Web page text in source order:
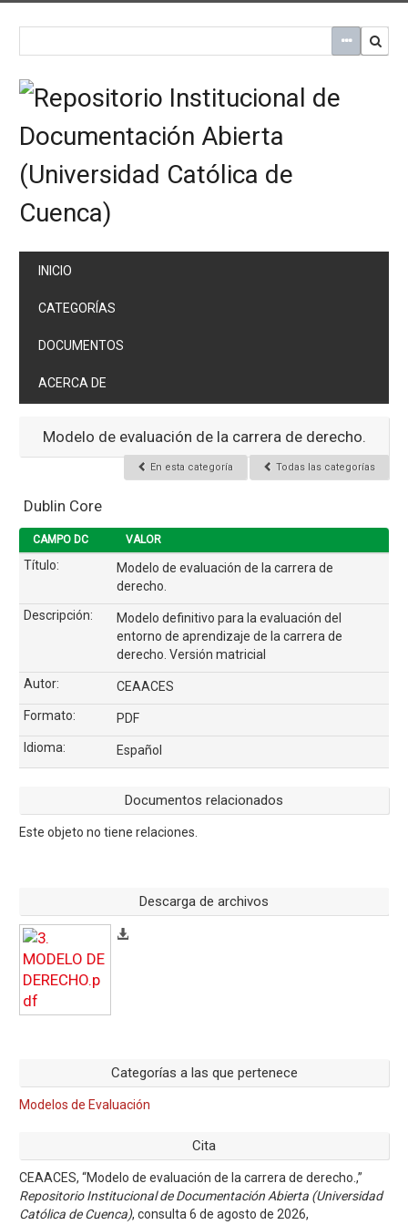
INICIO
CATEGORÍAS
DOCUMENTOS
ACERCA DE
Modelo de evaluación de la carrera de derecho.
En esta categoría Todas las categorías
Dublin Core
CAMPO DC VALOR
Título:
Modelo de evaluación de la carrera de
derecho.
Descripción:
Modelo definitivo para la evaluación del
entorno de aprendizaje de la carrera de
derecho. Versión matricial
Autor:
CEAACES
Formato:
PDF
Idioma:
Español
Documentos relacionados
Este objeto no tiene relaciones.
Descarga de archivos
Categorías a las que pertenece
Modelos de Evaluación
Cita
CEAACES, “Modelo de evaluación de la carrera de derecho.,”
Repositorio Institucional de Documentación Abierta (Universidad
Católica de Cuenca), consulta 6 de agosto de 2026,